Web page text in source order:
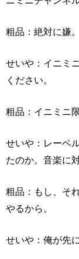
粗品：絶対に嫌
せいや：イニミ
ください。
粗品：イニミニ
せいや：レーベ
たのか。音楽に
粗品：もし、そ
やるから。
せいや：俺が先